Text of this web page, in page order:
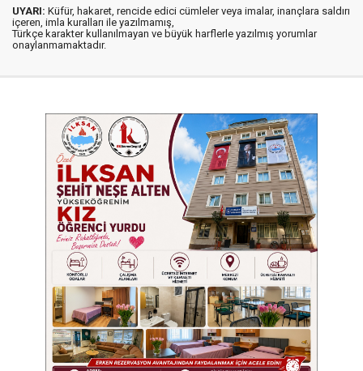
UYARI: Küfür, hakaret, rencide edici cümleler veya imalar, inançlara saldırı
içeren, imla kuralları ile yazılmamış,
Türkçe karakter kullanılmayan ve büyük harflerle yazılmış yorumlar
onaylanmamaktadır.